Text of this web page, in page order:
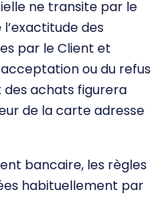
ne transite par le
l’exactitude des
par le Client et
ou du refus
achats figurera
de la carte adresse
bancaire, les règles
habituellement par